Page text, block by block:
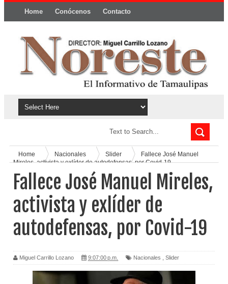
Home Conócenos Contacto
Home Nacionales Slider
Fallece José Manuel
Mireles, activista y exlíder de autodefensas, por Covid-19
Fallece José Manuel Mireles,
activista y exlíder de
autodefensas, por Covid-19
Miguel Carrillo Lozano 9:07:00 p.m. Nacionales Slider